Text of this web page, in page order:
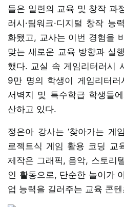
들은 일련의 교육 및 창작 과
러시·팀워크·디지털 창작
화됐고, 교사는 이번 경험을
맞는 새로운 교육 방향과 실
했다. 교실 속 게임리터러시
9만 명의 학생이 게임리터
서벽지 및 특수학급 학생들
산하고 있다.
정은아 강사는 ‘찾아가는 게
로젝트식 게임 활용 코딩 교
제작은 그래픽, 음악, 스토리
인 활동으로, 단순한 놀이가
업 능력을 길러주는 교육 콘